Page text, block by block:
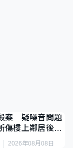
案 疑噪音問題
樓上鄰居後墮
2026年08月08日